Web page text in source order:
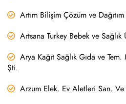
Artım Bilişim Çözüm ve
Artsana Turkey Bebek ve
Arya Kağıt Sağlık Gıda ve
Şti.
Arzum Elek. Ev Aletleri San.